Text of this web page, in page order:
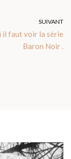
SUIVANT
il faut voir la série
Baron Noir .